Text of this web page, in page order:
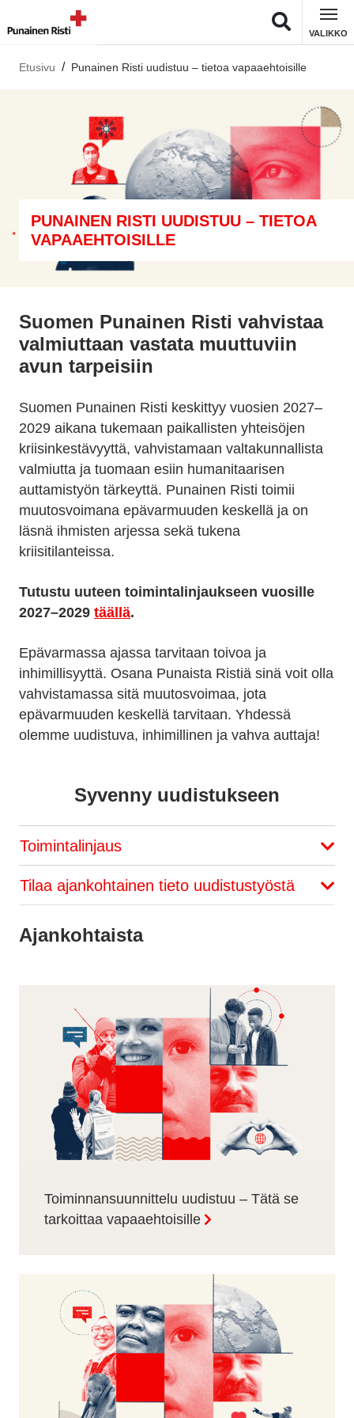
VALIKKO
Etusivu Punainen Risti uudistuu – tietoa vapaaehtoisille
PUNAINEN RISTI UUDISTUU – TIETOA
VAPAAEHTOISILLE
Suomen Punainen Risti vahvistaa
valmiuttaan vastata muuttuviin
avun tarpeisiin
Suomen Punainen Risti keskittyy vuosien 2027–
2029 aikana tukemaan paikallisten yhteisöjen
kriisinkestävyyttä, vahvistamaan valtakunnallista
valmiutta ja tuomaan esiin humanitaarisen
auttamistyön tärkeyttä. Punainen Risti toimii
muutosvoimana epävarmuuden keskellä ja on
läsnä ihmisten arjessa sekä tukena
kriisitilanteissa.
Tutustu uuteen toimintalinjaukseen vuosille
2027–2029 täällä.
Epävarmassa ajassa tarvitaan toivoa ja
inhimillisyyttä. Osana Punaista Ristiä sinä voit olla
vahvistamassa sitä muutosvoimaa, jota
epävarmuuden keskellä tarvitaan. Yhdessä
olemme uudistuva, inhimillinen ja vahva auttaja!
Syvenny uudistukseen
Toimintalinjaus
Tilaa ajankohtainen tieto uudistustyöstä
Ajankohtaista
Toiminnansuunnittelu uudistuu – Tätä se
tarkoittaa vapaaehtoisille